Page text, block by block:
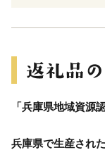
「兵庫県地域資源
兵庫県で生産され